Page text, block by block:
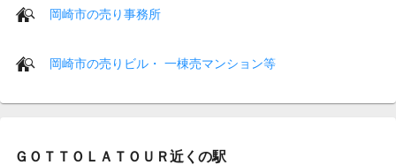
岡崎市の売り事務所
岡崎市の売りビル・ 一棟売マンション等
ＧＯＴＴＯＬＡＴＯＵＲ近くの駅